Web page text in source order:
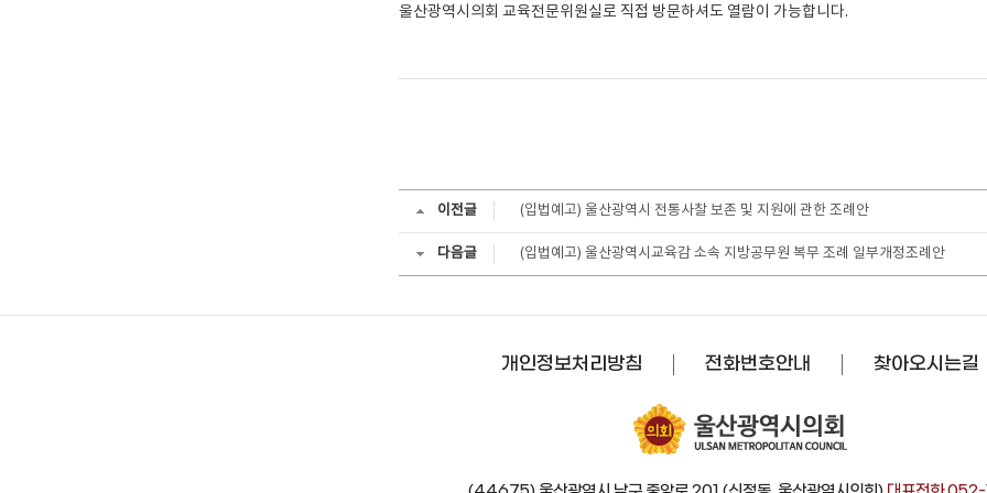
울산광역시의회 교육전문위원실로 직접 방문하셔도 열람이 가능합니다.
이전글 (입법예고) 울산광역시 전통사찰 보존 및 지원에 관한 조례안
다음글 (입법예고) 울산광역시교육감 소속 지방공무원 복무 조례 일부개정조례안
개인정보처리방침 전화번호안내 찾아오시는길